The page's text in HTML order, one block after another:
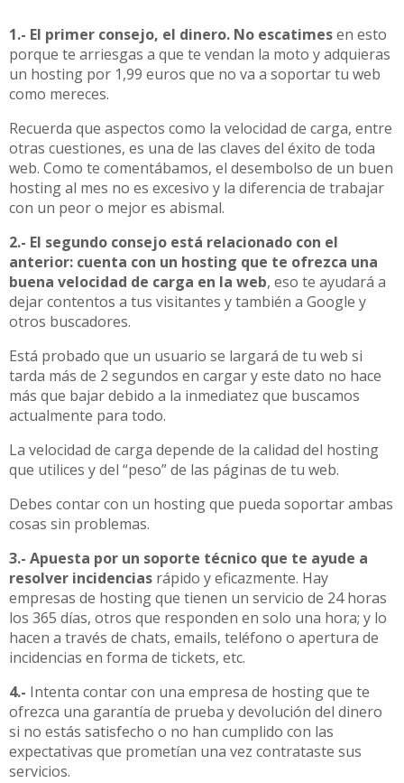
1.- El primer consejo, el dinero. No escatimesen esto
porque te arriesgas a que te vendan la moto y adquieras
un hosting por 1,99 euros que no va a soportar tu web
como mereces.
Recuerda que aspectos como la velocidad de carga, entre
otras cuestiones, es una de las claves del éxito de toda
web. Como te comentábamos, el desembolso de un buen
hosting al mes no es excesivo y la diferencia de trabajar
con un peor o mejor es abismal.
2.- El segundo consejo está relacionado con el
anterior: cuenta con un hosting que te ofrezca una
buena velocidad de carga en la web, eso te ayudará a
dejar contentos a tus visitantes y también a Google y
otros buscadores.
Está probado que un usuario se largará de tu web si
tarda más de 2 segundos en cargar y este dato no hace
más que bajar debido a la inmediatez que buscamos
actualmente para todo.
La velocidad de carga depende de la calidad del hosting
que utilices y del “peso” de las páginas de tu web.
Debes contar con un hosting que pueda soportar ambas
cosas sin problemas.
3.- Apuesta por un soporte técnico que te ayude a
resolver incidencias rápido y eficazmente. Hay
empresas de hosting que tienen un servicio de 24 horas
los 365 días, otros que responden en solo una hora; y lo
hacen a través de chats, emails, teléfono o apertura de
incidencias en forma de tickets, etc.
4.- Intenta contar con una empresa de hosting que te
ofrezca una garantía de prueba y devolución del dinero
si no estás satisfecho o no han cumplido con las
expectativas que prometían una vez contrataste sus
servicios.